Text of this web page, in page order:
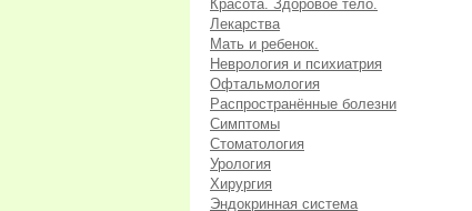
Красота. Здоровое тело.
Лекарства
Мать и ребенок.
Неврология и психиатрия
Офтальмология
Распространённые болезни
Симптомы
Стоматология
Урология
Хирургия
Эндокринная система